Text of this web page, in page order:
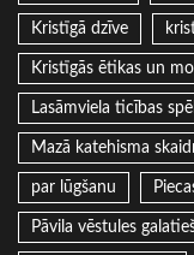
Kristīgā dzīve
Kristīgās ētikas un
Lasāmviela ticības
Mazā katehisma
par lūgšanu
Pāvila vēstules